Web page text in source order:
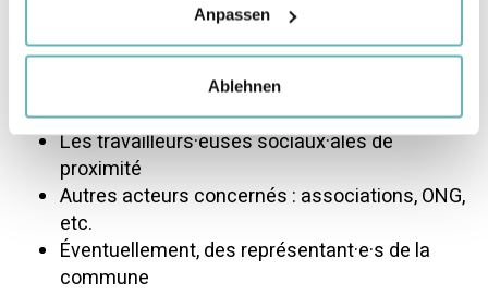
Anpassen
Ablehnen
Les enseignant·e·s
Le personnel d'entretien
Les travailleurs·euses sociaux·ales en milieu
scolaire, les médiateurs·trices ou les autres
intervenants dans le milieu santé-social
Les travailleurs·euses sociaux·ales de
proximité
Autres acteurs concernés : associations, ONG,
etc.
Éventuellement, des représentant·e·s de la
commune